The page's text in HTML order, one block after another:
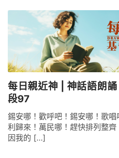
每日親近神 | 神話語朗
段97
錫安哪！歡呼吧！錫安哪！歌
利歸來！萬民哪！趕快排列整齊
因我的 […]